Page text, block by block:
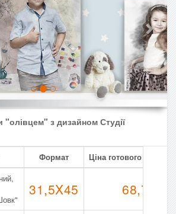
"олівцем" з дизайном Студії
Формат
Ціна готового виробу,
31,5X45 68,70